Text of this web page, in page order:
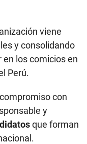
viene
y consolidando
los comicios en
Perú.
con
y
que forman